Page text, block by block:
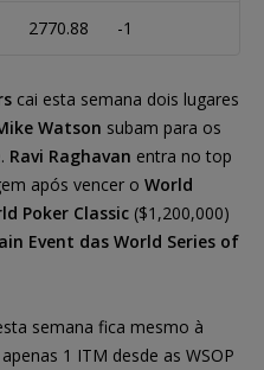
2770.88 -1
cai esta semana dois lugares
Watson subam para os
Ravi Raghavan entra no top
após vencer o World
Poker Classic ($1,200,000)
Event das World Series of
semana fica mesmo à
1 ITM desde as WSOP